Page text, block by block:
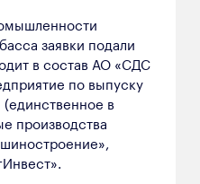
сайта — Мэйк
заявки подали
в состав АО «СДС
по выпуску
в
производства